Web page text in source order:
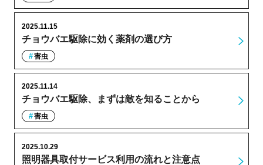
チョウバエ駆除に効く薬剤の選び方
2025.11.15
害虫
チョウバエ駆除、まずは敵を知ることから
2025.11.14
害虫
照明器具取付サービス利用の流れと注意点
2025.10.29